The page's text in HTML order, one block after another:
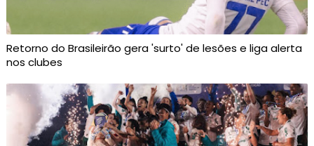
Retorno do Brasileirão gera 'surto' de lesões e liga alerta
nos clubes